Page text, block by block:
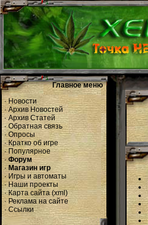
Главное меню
·Новости
·Архив Новостей
·Архив Статей
·Обратная связь
·Опросы
·Кратко об игре
· Популярное
· Форум
·Магазин игр
· Игры и автоматы
·Наши проекты
·Карта сайта(xml )
·Реклама на сайте
·Ссылки